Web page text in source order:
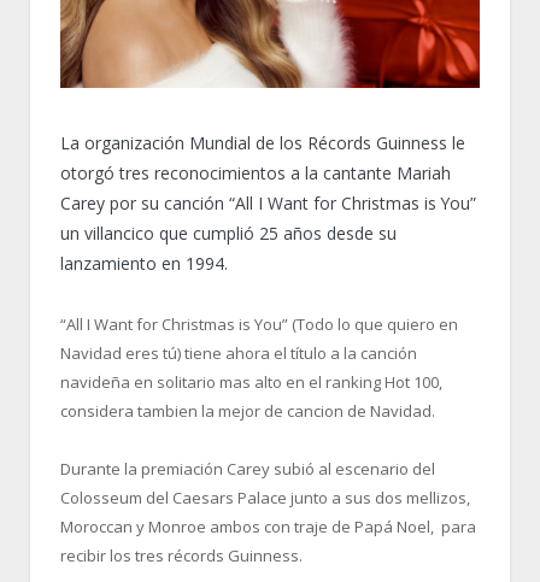
La organización Mundial de los Récords Guinness le
otorgó tres reconocimientos a la cantante Mariah
Carey por su canción “All I Want for Christmas is You”
un villancico que cumplió 25 años desde su
lanzamiento en 1994.
“All I Want for Christmas is You” (Todo lo que quiero en
Navidad eres tú) tiene ahora el título a la canción
navideña en solitario mas alto en el ranking Hot 100,
considera tambien la mejor de cancion de Navidad.
Durante la premiación Carey subió al escenario del
Colosseum del Caesars Palace junto a sus dos mellizos,
Moroccan y Monroe ambos con traje de Papá Noel, para
recibir los tres récords Guinness.